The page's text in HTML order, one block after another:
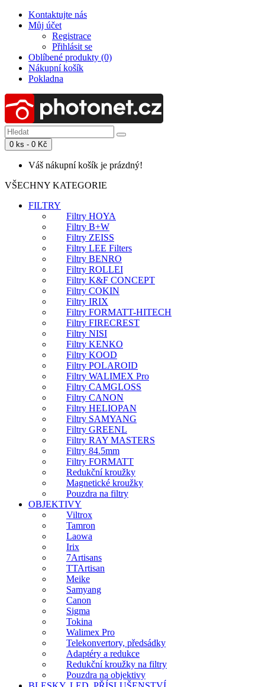
Kontaktujte nás
Můj účet
Registrace
Přihlásit se
Oblíbené produkty (0)
Nákupní košík
Pokladna
0 ks - 0 Kč
Váš nákupní košík je prázdný!
VŠECHNY KATEGORIE
FILTRY
Filtry HOYA
Filtry B+W
Filtry ZEISS
Filtry LEE Filters
Filtry BENRO
Filtry ROLLEI
Filtry K&F CONCEPT
Filtry COKIN
Filtry IRIX
Filtry FORMATT-HITECH
Filtry FIRECREST
Filtry NISI
Filtry KENKO
Filtry KOOD
Filtry POLAROID
Filtry WALIMEX Pro
Filtry CAMGLOSS
Filtry CANON
Filtry HELIOPAN
Filtry SAMYANG
Filtry GREENL
Filtry RAY MASTERS
Filtry 84.5mm
Filtry FORMATT
Redukční kroužky
Magnetické kroužky
Pouzdra na filtry
OBJEKTIVY
Viltrox
Tamron
Laowa
Irix
7Artisans
TTArtisan
Meike
Samyang
Canon
Sigma
Tokina
Walimex Pro
Telekonvertory, předsádky
Adaptéry a redukce
Redukční kroužky na filtry
Pouzdra na objektivy